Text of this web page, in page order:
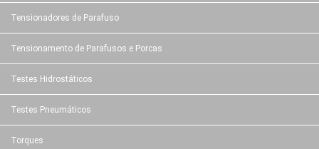
Tensionadores de Parafuso
Tensionamento de Parafusos e Porcas
Testes Hidrostáticos
Testes Pneumáticos
Torques